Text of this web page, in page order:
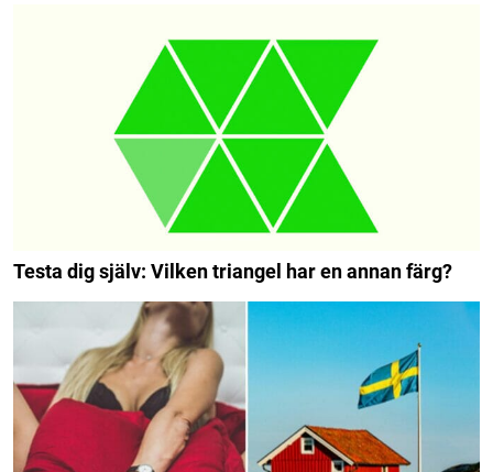
Testa dig själv: Vilken triangel har en annan färg?